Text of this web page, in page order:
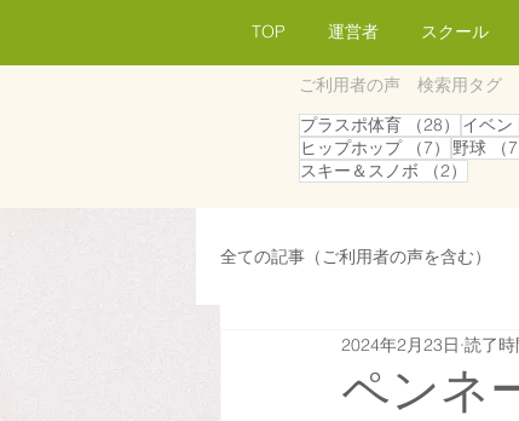
TOP 運営者 スクール
ご利用者の声 検索用タグ
プラスポ体育 （28） 28件の
イベン
ヒップホップ
（7） 7件の記
野球 （7
スキー＆スノボ
（2）
全ての記事（ご利用者の声を含む）
会員／生徒募集 広報／パブ
ペンネ
2024年2月23日 読了